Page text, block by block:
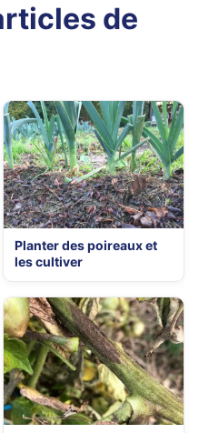
de
Planter des poireaux et
les cultiver